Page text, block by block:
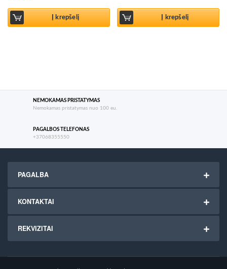
Į krepšelį Į krepšelį
NEMOKAMAS PRISTATYMAS
Nemokamas pristatymas nuo 100 eu.
PAGALBOS TELEFONAS
+37068355550
PAGALBA
KONTAKTAI
REKVIZITAI